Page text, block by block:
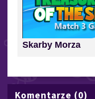
Skarby Morza
Komentarze (0)